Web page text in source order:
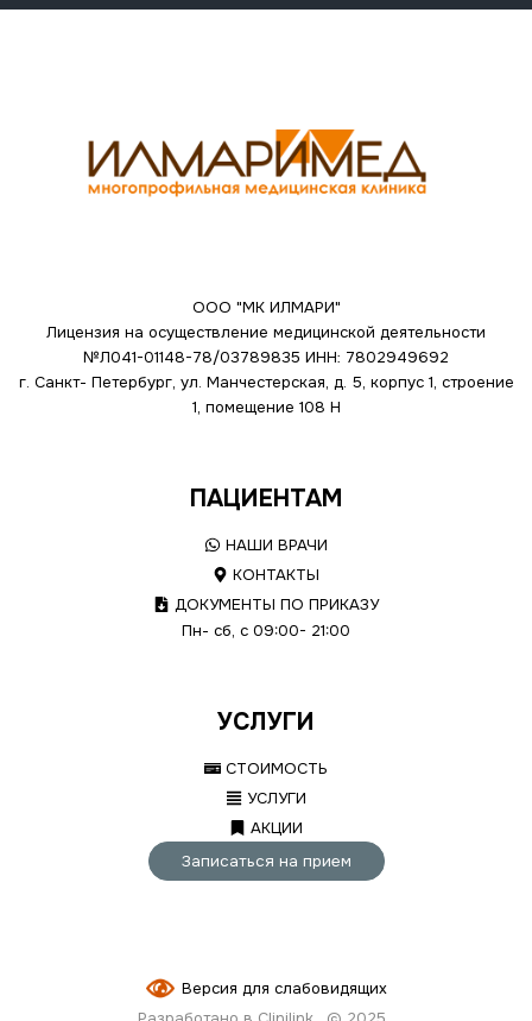
ООО "МК ИЛМАРИ"
Лицензия на осуществление медицинской деятельности
№Л041-01148-78/03789835 ИНН: 7802949692
г. Санкт- Петербург, ул. Манчестерская, д. 5, корпус 1, строение
1, помещение 108 Н
ПАЦИЕНТАМ
НАШИ ВРАЧИ
КОНТАКТЫ
ДОКУМЕНТЫ ПО ПРИКАЗУ
Пн- сб, с 09:00- 21:00
УСЛУГИ
СТОИМОСТЬ
УСЛУГИ
АКЦИИ
Записаться на прием
Версия для слабовидящих